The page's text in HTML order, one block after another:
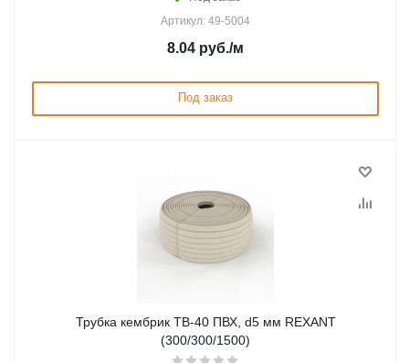
Артикул: 49-5004
8.04 руб./м
Под заказ
Трубка кембрик ТВ-40 ПВХ, d5 мм REXANT
(300/300/1500)